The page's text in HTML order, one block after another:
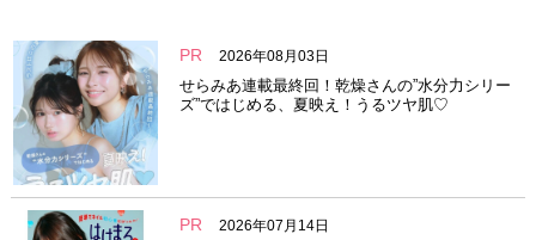
PR 2026年08月03日
せらみあ連載最終回！乾燥さんの”水分力シリー
ズ”ではじめる、夏映え！うるツヤ肌♡
PR 2026年07月14日